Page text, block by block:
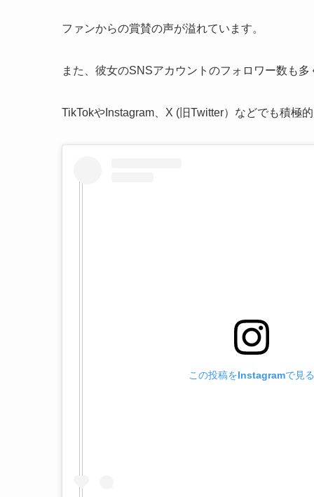
ファンからの賞賛の声が溢れています。
また、彼女のSNSアカウントのフォロワー数も
TikTokやInstagram、X (旧Twitter）などでも積極
この投稿をInstagramで見る